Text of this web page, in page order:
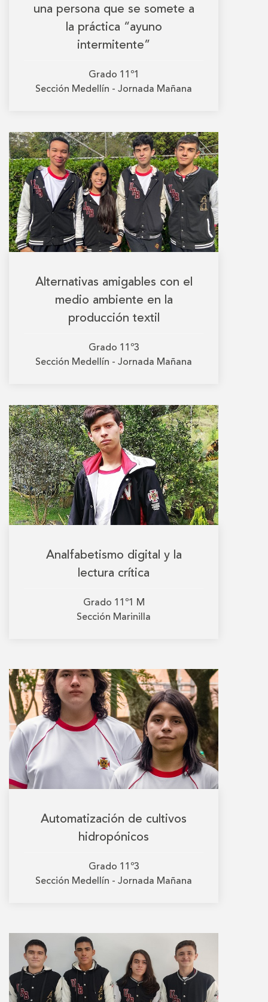
una persona que se somete a
la práctica “ayuno
intermitente”
Grado 11º1
Sección Medellín - Jornada Mañana
Alternativas amigables con el
medio ambiente en la
producción textil
Grado 11º3
Sección Medellín - Jornada Mañana
Analfabetismo digital y la
lectura crítica
Grado 11º1 M
Sección Marinilla
Automatización de cultivos
hidropónicos
Grado 11º3
Sección Medellín - Jornada Mañana